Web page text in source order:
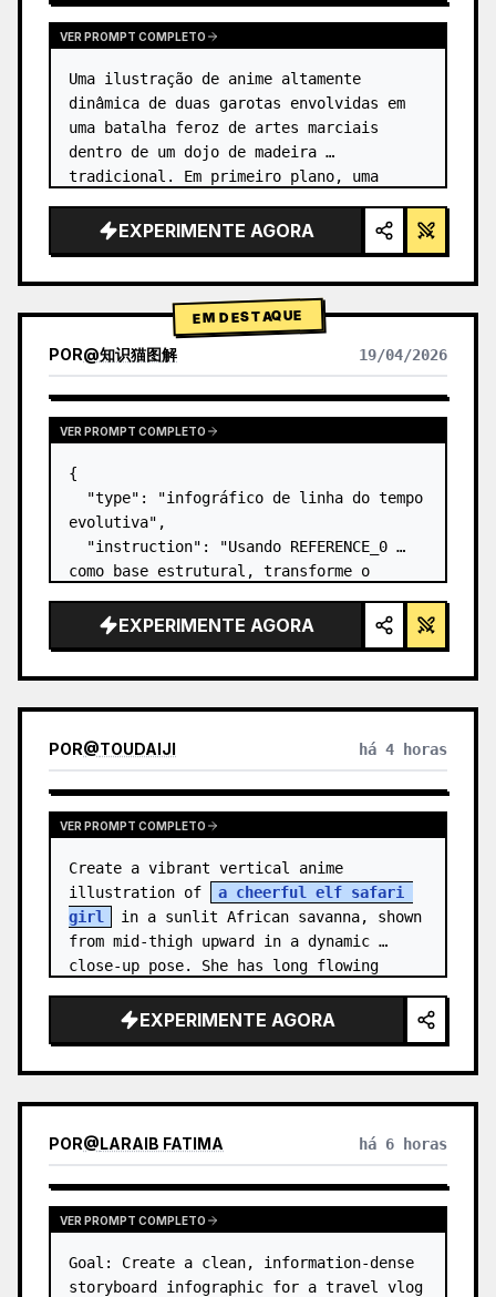
VER PROMPT COMPLETO
Uma ilustração de anime altamente
dinâmica de duas garotas envolvidas em
uma batalha feroz de artes marciais
dentro de um dojo de madeira
tradicional. Em primeiro plano, uma
hair" default="cabelo preto em um coque
alto co…
EXPERIMENTE AGORA
EM DESTAQUE
POR@知识猫图解 19/04/2026
VER PROMPT COMPLETO
{
  "type": "infográfico de linha do tempo
evolutiva",
  "instruction": "Usando REFERENCE_0
como base estrutural, transforme o
3D altamente realista. Substitua as
rampas lisas por degraus de pedra
EXPERIMENTE AGORA
POR@TOUDAIJI há 4 horas
VER PROMPT COMPLETO
Create a vibrant vertical anime
illustration of
a cheerful elf safari
girl
in a sunlit African savanna, shown
from mid-thigh upward in a dynamic
close-up pose. She has long flowing
EXPERIMENTE AGORA
POR@LARAIB FATIMA‎ há 6 horas
VER PROMPT COMPLETO
Goal: Create a clean, information-dense
storyboard infographic for a travel vlog